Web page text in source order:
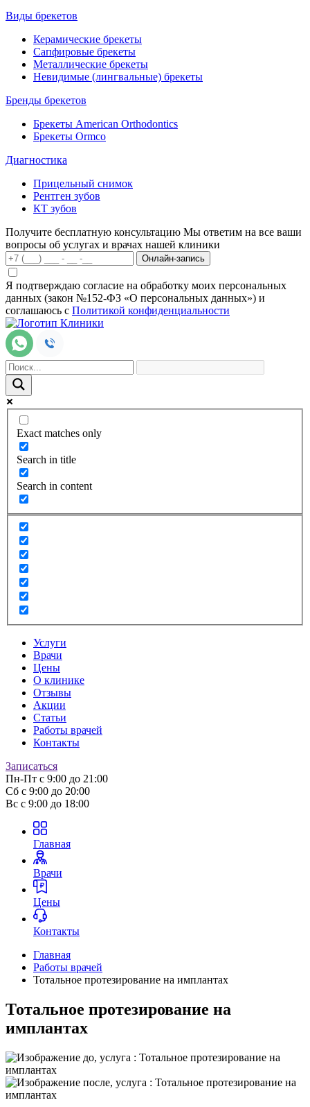
Виды брекетов
Керамические брекеты
Сапфировые брекеты
Металлические брекеты
Невидимые (лингвальные) брекеты
Бренды брекетов
Брекеты American Orthodontics
Брекеты Ormco
Диагностика
Прицельный снимок
Рентген зубов
КТ зубов
Получите бесплатную консультацию Мы ответим на все ваши
вопросы об услугах и врачах нашей клиники
Онлайн-запись
Я подтверждаю согласие на обработку моих персональных
данных (закон №152-ФЗ «О персональных данных») и
соглашаюсь с Политикой конфиденциальности
Exact matches only
Search in title
Search in content
Услуги
Врачи
Цены
О клинике
Отзывы
Акции
Статьи
Работы врачей
Контакты
Записаться
Пн-Пт с 9:00 до 21:00
Сб с 9:00 до 20:00
Вс с 9:00 до 18:00
Главная
Врачи
Цены
Контакты
Главная
Работы врачей
Тотальное протезирование на имплантах
Тотальное протезирование на
имплантах